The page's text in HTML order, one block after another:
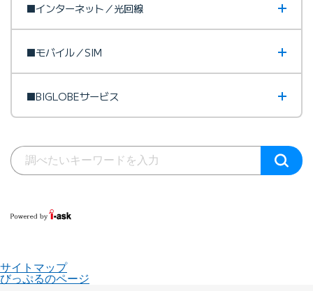
■インターネット／光回線
■モバイル／SIM
■BIGLOBEサービス
サイトマップ
びっぷるのページ